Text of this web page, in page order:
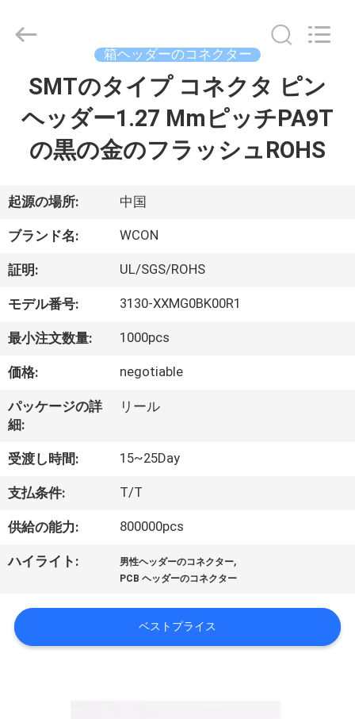
ダ
ク
ト
私
に
つ
い
て
工
場
行
WCON
Reserved.
箱ヘッダーのコネクター
SMTのタイプ コネクタ ピン
ヘッダー1.27 MmピッチPA9T
の黒の金のフラッシュROHS
起源の場所: 中国
ブランド名: WCON
証明: UL/SGS/ROHS
モデル番号: 3130-XXMG0BK00R1
最小注文数量: 1000pcs
価格: negotiable
パッケージの詳
細:
リール
受渡し時間: 15~25Day
支払条件: T/T
供給の能力: 800000pcs
ハイライト: 男性ヘッダーのコネクター,
PCB ヘッダーのコネクター
ベストプライス